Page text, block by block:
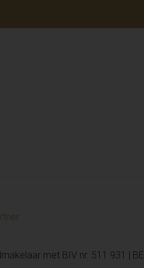
met BIV nr. 511 931 | BE